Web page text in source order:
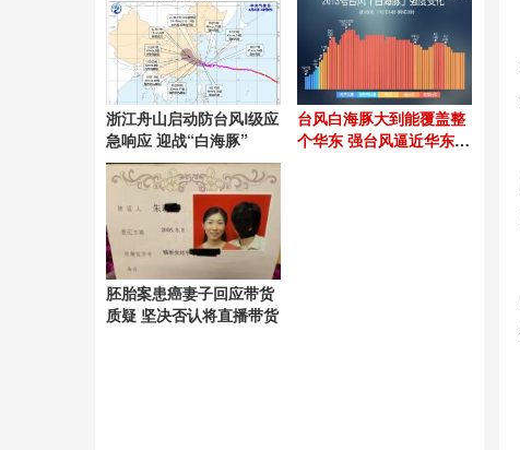
浙江舟山启动防台风Ⅰ级应
急响应 迎战“白海豚”
台风白海豚大到能覆盖整
个华东 强台风逼近华东沿
胚胎案患癌妻子回应带货
质疑 坚决否认将直播带货